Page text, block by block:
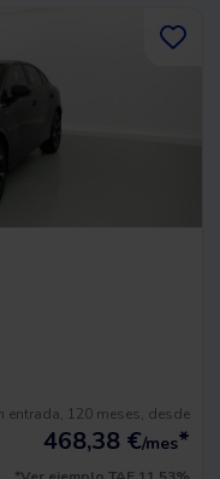
entrada, 120 meses, desde
468,38 €/mes*